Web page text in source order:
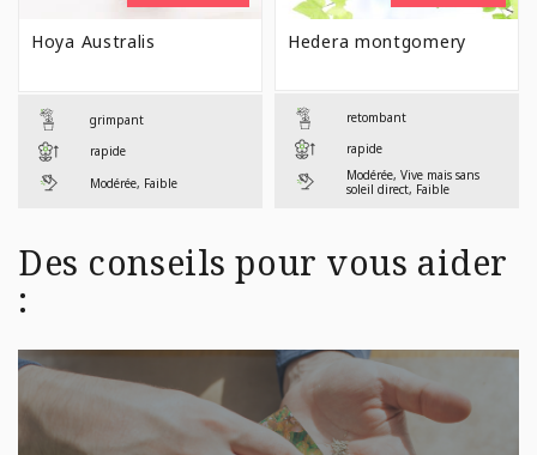
DE
Hoya Australis
grimpant
rapide
Modérée, Faible
DE
Hedera montgomery
retombant
rapide
Modérée, Vive mais sans
soleil direct, Faible
Des conseils pour vous aider
: